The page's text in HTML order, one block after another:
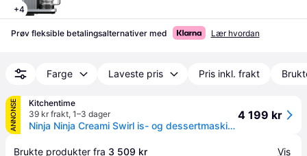
+4
Prøv fleksible betalingsalternativer med Lær hvordan
Farge Laveste pris Pris inkl. frakt
ANNONSE
Kitchentime
39 kr frakt, 1–3 dager
Ninja Ninja Creami Swirl is- og dessertmaskin Black
4 199 kr
Brukte produkter fra 3 509 kr Vis